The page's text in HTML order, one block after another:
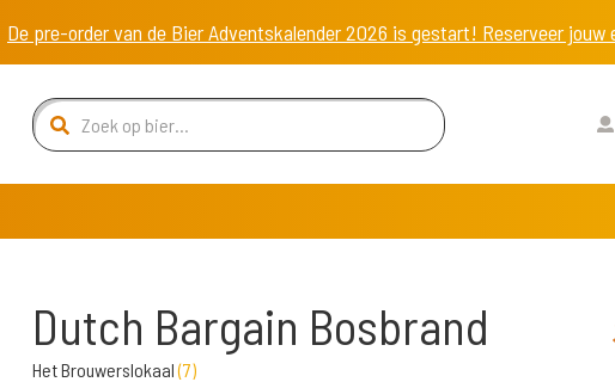
De pre-order van de Bier Adventskalender 2026 is gestart! Reserveer
Dutch Bargain Bosbrand
Het Brouwerslokaal(7)